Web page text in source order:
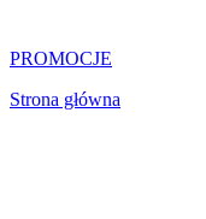
PROMOCJE
Strona główna